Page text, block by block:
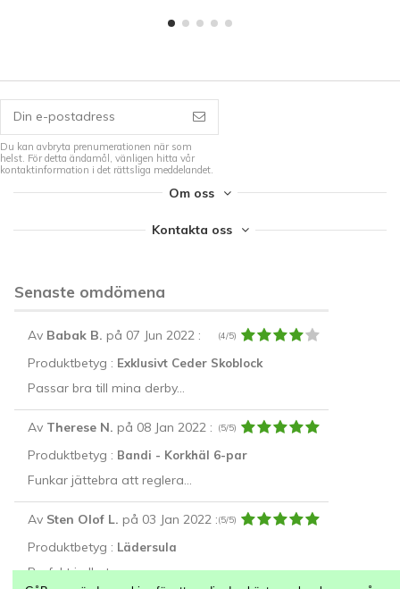
Du kan avbryta prenumerationen när som
helst. För detta ändamål, vänligen hitta vår
kontaktinformation i det rättsliga meddelandet.
Om oss
Kontakta oss
Senaste omdömena
Av Babak B. på 07 Jun 2022: (4/5)
Produktbetyg : Exklusivt Ceder Skoblock
Passar bra till mina derby...
Av Therese N. på 08 Jan 2022: (5/5)
Produktbetyg : Bandi - Korkhäl 6-par
Funkar jättebra att reglera...
Av Sten Olof L. på 03 Jan 2022:(5/5)
Produktbetyg : Lädersula
Perfekt i alla typer av...